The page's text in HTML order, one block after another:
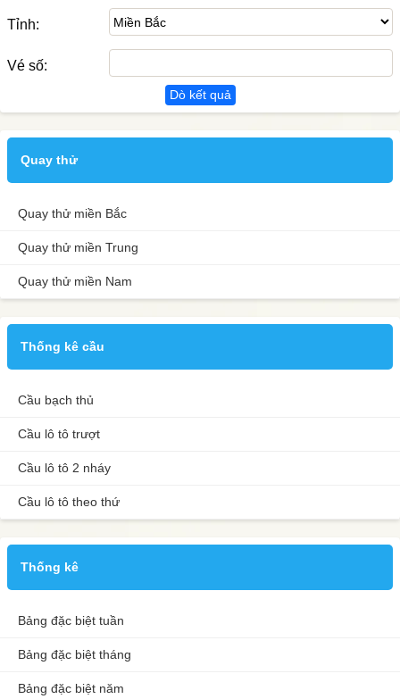
Tỉnh:
Vé số:
Dò kết quả
Quay thử
Quay thử miền Bắc
Quay thử miền Trung
Quay thử miền Nam
Thống kê cầu
Cầu bạch thủ
Cầu lô tô trượt
Cầu lô tô 2 nháy
Cầu lô tô theo thứ
Thống kê
Bảng đặc biệt tuần
Bảng đặc biệt tháng
Bảng đặc biệt năm